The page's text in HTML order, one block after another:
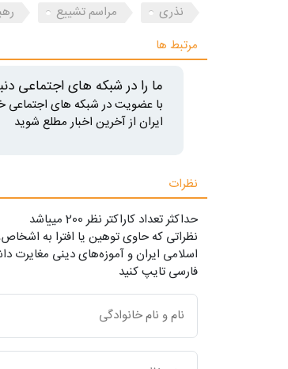
نذری مراسم تشییع
مرتبط ها
ما را در شبکه های اجتماعی
با عضویت در شبکه های اجتماعی
ایران از آخرین اخبار مطلع شوید
نظرات
حداکثر تعداد کاراکتر نظر 200 ميياشد
نظراتی که حاوی توهین یا افترا به
اسلامی ایران و آموزه‌های دینی مغایرت
فارسی تایپ کنید